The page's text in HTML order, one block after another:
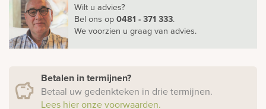
Wilt u advies?
Bel ons op0481 - 371 333.
We voorzien u graag van advies.
Betalen in termijnen?
Betaal uw gedenkteken in drie termijnen.
Lees hier onze voorwaarden.